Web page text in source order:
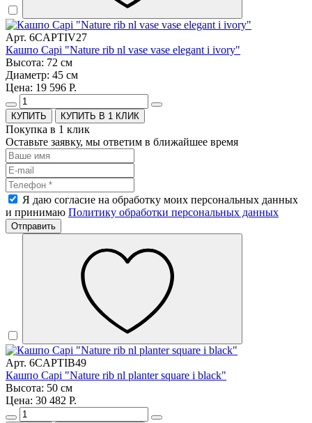
Арт. 6CAPTIV27
Кашпо Capi "Nature rib nl vase vase elegant i ivory"
Высота: 72 см
Диаметр: 45 см
Цена: 19 596 Р.
КУПИТЬ В 1 КЛИК
Покупка в 1 клик
Оставьте заявку, мы ответим в ближайшее время
Я даю согласие на обработку моих персональных данных
и принимаю Политику обработки персональных данных
Отправить
Арт. 6CAPTIB49
Кашпо Capi "Nature rib nl planter square i black"
Высота: 50 см
Цена: 30 482 Р.